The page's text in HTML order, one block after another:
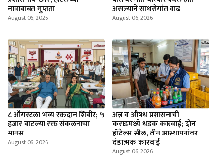
नावाबाबत गुप्तता
August 06, 2026
असल्याने साथरोगांत वाढ
August 06, 2026
८ ऑगस्टला भव्य रक्तदान शिबीर; ५
हजार बाटल्या रक्त संकलनाचा
मानस
August 06, 2026
अन्न व औषध प्रशासनाची
कराडमध्ये धडक कारवाई; दोन
हॉटेल्स सील, तीन आस्थापनांवर
दंडात्मक कारवाई
August 06, 2026